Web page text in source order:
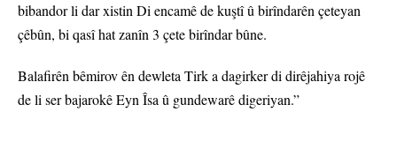
bibandor li dar xistin Di encamê de kuştî û birîndarên çeteyan
çêbûn, bi qasî hat zanîn 3 çete birîndar bûne.
Balafirên bêmirov ên dewleta Tirk a dagirker di dirêjahiya rojê
de li ser bajarokê Eyn Îsa û gundewarê digeriyan.”